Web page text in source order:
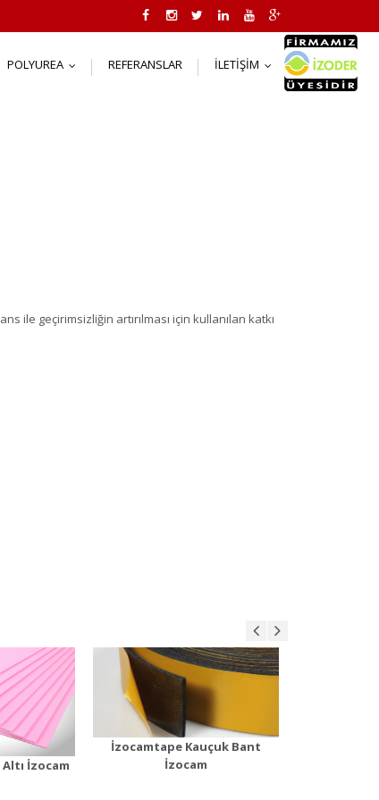
POLYUREA REFERANSLAR İLETIŞIM
ile geçirimsizliğin artırılması için kullanılan katkı
İzocam
İzocamtape Kauçuk Bant
İzocam
Kauçuk
İzopan
Ürün Detayı